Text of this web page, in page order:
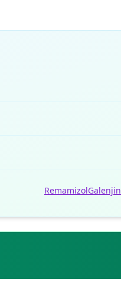
RemamizolGalenjin